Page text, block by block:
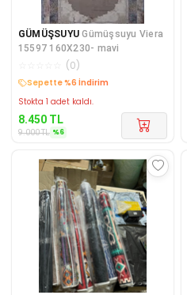
GÜMÜŞSUYU Gümüşsuyu Viera
15597 160X230- mavi
(0)
Sepette %6 İndirim
Stokta 1 adet kaldı.
8.450 TL
9.000TL %6